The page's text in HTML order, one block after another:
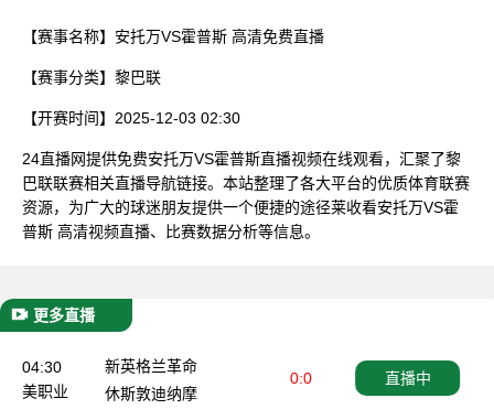
【赛事名称】 安托万VS霍普斯 高清免费直播
【赛事分类】 黎巴联
【开赛时间】 2025-12-03 02:30
24直播网提供免费安托万VS霍普斯直播视频在线观看，汇聚了黎
巴联联赛相关直播导航链接。本站整理了各大平台的优质体育联赛
资源，为广大的球迷朋友提供一个便捷的途径莱收看安托万VS霍
普斯 高清视频直播、比赛数据分析等信息。
更多直播
04:30
美职业
新英格兰革命
0:0
休斯敦迪纳摩
直播中